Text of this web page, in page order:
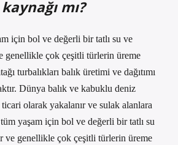
mı?
için bol ve değerli bir tatlı su ve
genellikle çok çeşitli türlerin üreme
turbalıkları balık üretimi ve dağıtımı
Dünya balık ve kabuklu deniz
olarak yakalanır ve sulak alanlara
yaşam için bol ve değerli bir tatlı su
ve genellikle çok çeşitli türlerin üreme